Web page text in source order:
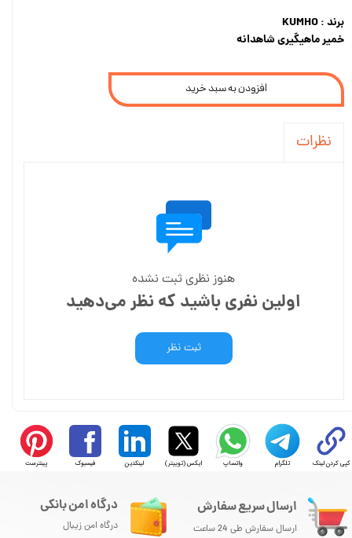
برند : KUMHO
خمیر ماهیگیری شاهدانه
افزودن به سبد خرید
نظرات
هنوز نظری ثبت نشده
اولین نفری باشید که نظر می‌دهید
ثبت نظر
کپی کردن لینک تلگرام واتساپ ایکس (توییتر) لینکدین فیسبوک پینترست
ارسال سریع سفارش
ارسال سفارش طی 24 ساعت
درگاه امن بانکی
درگاه امن زیبال